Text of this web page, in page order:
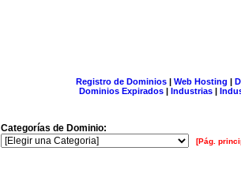
Registro de Dominios| Web Hosting |
Dominios Expirados | Industrias |
Categorías de Dominio:
[Pág.